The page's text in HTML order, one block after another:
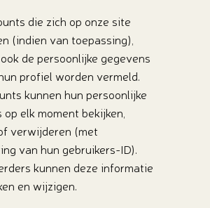
die zich op onze site
(indien van toepassing),
de persoonlijke gegevens
profiel worden vermeld.
kunnen hun persoonlijke
op elk moment bekijken,
verwijderen (met
van hun gebruikers-ID).
kunnen deze informatie
en wijzigen.